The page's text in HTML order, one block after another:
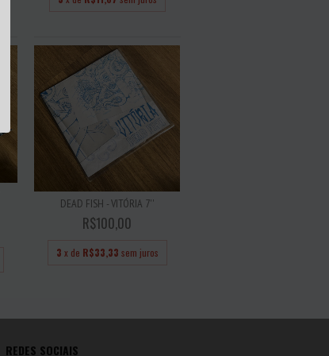
DEAD FISH - VITÓRIA 7''
R$100,00
3 x de R$33,33 sem juros
REDES SOCIAIS